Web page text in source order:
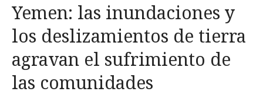
Yemen: las inundaciones y
los deslizamientos de tierra
agravan el sufrimiento de
las comunidades